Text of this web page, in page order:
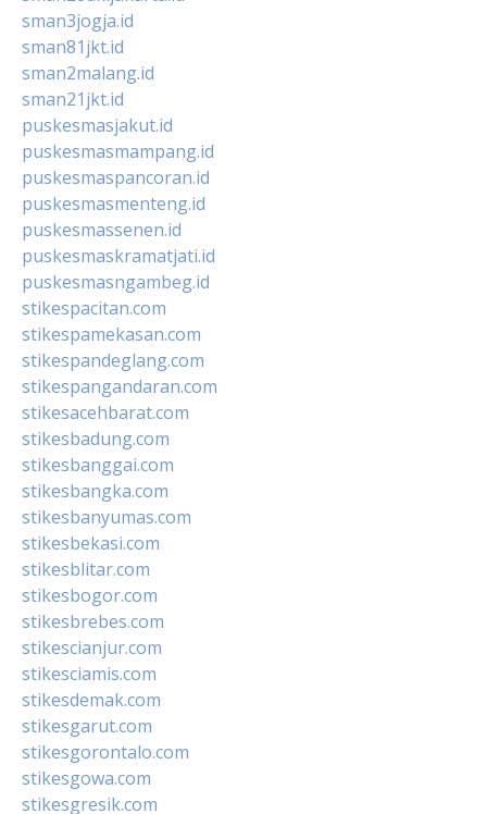
sman3jogja.id
sman81jkt.id
sman2malang.id
sman21jkt.id
puskesmasjakut.id
puskesmasmampang.id
puskesmaspancoran.id
puskesmasmenteng.id
puskesmassenen.id
puskesmaskramatjati.id
puskesmasngambeg.id
stikespacitan.com
stikespamekasan.com
stikespandeglang.com
stikespangandaran.com
stikesacehbarat.com
stikesbadung.com
stikesbanggai.com
stikesbangka.com
stikesbanyumas.com
stikesbekasi.com
stikesblitar.com
stikesbogor.com
stikesbrebes.com
stikescianjur.com
stikesciamis.com
stikesdemak.com
stikesgarut.com
stikesgorontalo.com
stikesgowa.com
stikesgresik.com